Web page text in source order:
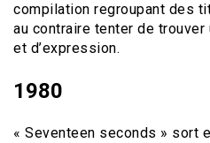
compilation regroupant des
au contraire tenter de
et d’expression.
1980
« Seventeen seconds » sort